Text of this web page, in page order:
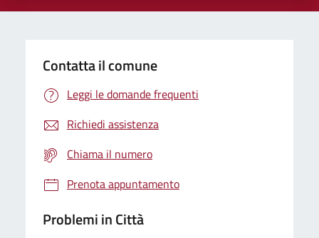
Contatta il comune
Leggi le domande frequenti
Richiedi assistenza
Chiama il numero
Prenota appuntamento
Problemi in Città